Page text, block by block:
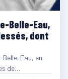
Belle-Eau,
dont
Eau, en
de…